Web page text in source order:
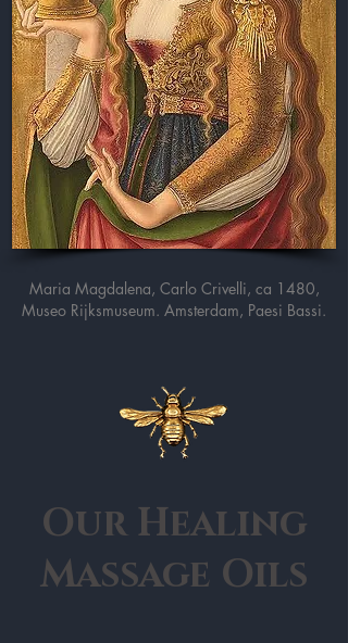
Maria Magdalena, Carlo Crivelli, ca 1480,
Museo Rijksmuseum. Amsterdam, Paesi Bassi.
Our Healing
Massage Oils